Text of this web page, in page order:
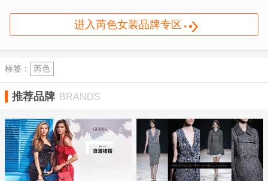
进入芮色女装品牌专区
标签： 芮色
推荐品牌 BRANDS